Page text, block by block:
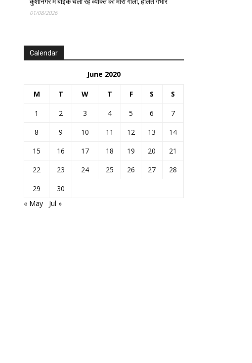
01/08/2026
Calendar
June 2020
M T W T F S S
1 2 3 4 5 6
7
8
9 10 11 12 13
14
15
16 17 18 19 20
21
22
23 24 25 26 27
28
29
30
« May
Jul »